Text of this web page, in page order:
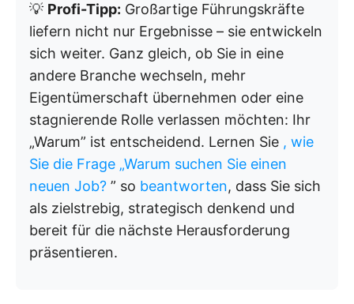
💡 Profi-Tipp: Großartige Führungskräfte
liefern nicht nur Ergebnisse – sie entwickeln
sich weiter. Ganz gleich, ob Sie in eine
andere Branche wechseln, mehr
Eigentümerschaft übernehmen oder eine
stagnierende Rolle verlassen möchten: Ihr
„Warum” ist entscheidend. Lernen Sie , wie
Sie die Frage „Warum suchen Sie einen
neuen Job? ” so beantworten, dass Sie sich
als zielstrebig, strategisch denkend und
bereit für die nächste Herausforderung
präsentieren.